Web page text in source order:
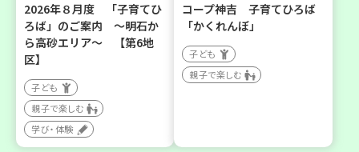
2026年８月度 「子育てひ
ろば」のご案内 ～明石か
ら高砂エリア～ 【第6地
区】
子ども
親子で楽しむ
学び・体験
コープ神吉 子育てひろば
「かくれんぼ」
子ども
親子で楽しむ